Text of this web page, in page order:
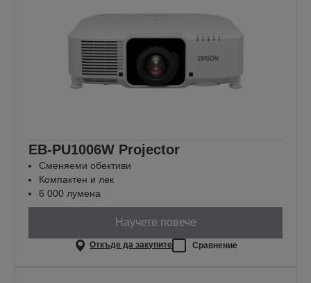
EB-PU1006W Projector
Сменяеми обективи
Компактен и лек
6 000 лумена
Научете повече
Откъде да закупите Сравнение